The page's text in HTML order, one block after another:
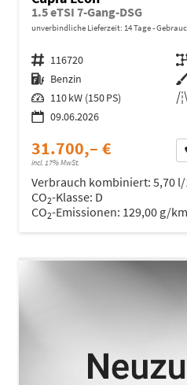
1.5 eTSI 7-Gang-DSG
unverbindliche Lieferzeit: 14 Tage
Fahrzeugnr. 116720
Kraftstoff Benzin
Leistung 110 kW (150 PS) Kilometerstand
09.06.2026
31.700,– €
incl. 17% MwSt.
Verbrauch kombiniert: 5,70
CO2-Klasse: D
CO2-Emissionen: 129,00 g/km